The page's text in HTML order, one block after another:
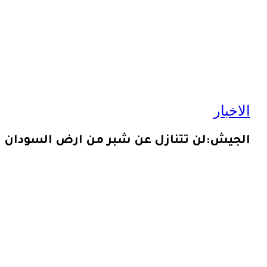
الاخبار
الجيش:لن تتنازل عن شبر من ارض السودان